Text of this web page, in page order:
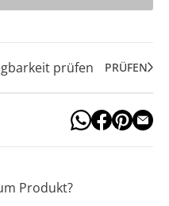
prüfen PRÜFEN
Produkt?